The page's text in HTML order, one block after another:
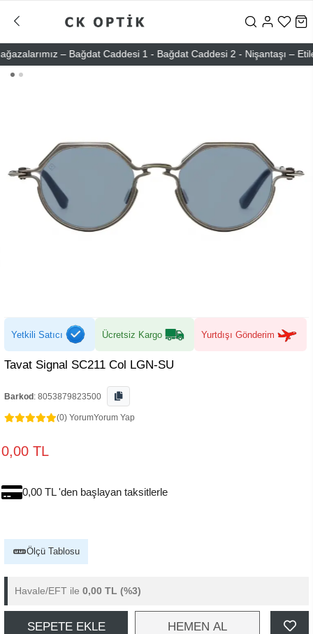
– Bağdat Caddesi 1 - Bağdat Caddesi 2 - Nişantaşı – Etiler
Yetkili Satıcı Ücretsiz Kargo Yurtdışı Gönderim
Tavat Signal SC211 Col LGN-SU
Barkod : 8053879823500
(0) YorumYorum Yap
0,00 TL
0,00 TL 'den başlayan taksitlerle
Ölçü Tablosu
Havale/EFT ile 0,00 TL (%3)
SEPETE EKLE HEMEN AL